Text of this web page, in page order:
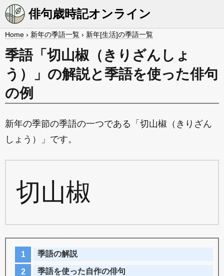
俳句歳時記オンライン
Home › 新年の季語一覧 › 新年[生活]の季語一覧
季語「切山椒（きりざんしょ
う）」の解説と季語を使った俳句
の例
新年の季節の季語の一つである「切山椒（きりざん
しょう）」です。
切山椒
季語の解説
季語を使った自作の俳句